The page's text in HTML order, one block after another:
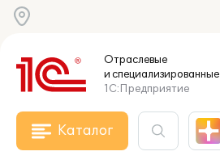
Отраслевые
и специализированные
1С:Предприятие
Каталог